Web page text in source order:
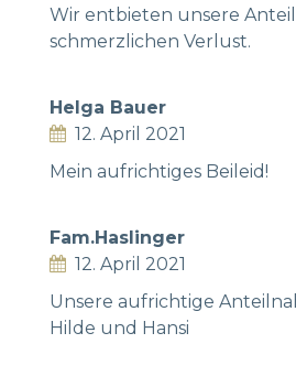
Wir entbieten unsere
schmerzlichen Verlust.
Helga Bauer
12. April 2021
Mein aufrichtiges Beileid!
Fam.Haslinger
12. April 2021
Unsere aufrichtige
Hilde und Hansi